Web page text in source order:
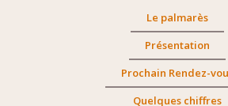
Le palmarès
Présentation
Prochain Rendez-
Quelques chiffres